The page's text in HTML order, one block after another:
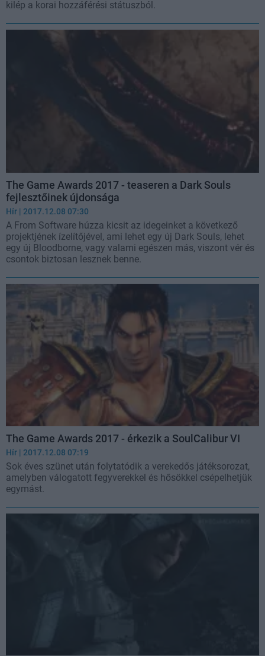
kilép a korai hozzáférési státuszból.
The Game Awards 2017 - teaseren a Dark Souls
fejlesztőinek újdonsága
Hír | 2017.12.08 07:30
A From Software húzza kicsit az idegeinket a következő
projektjének ízelítőjével, ami lehet egy új Dark Souls, lehet
egy új Bloodborne, vagy valami egészen más, viszont vér és
csontok biztosan lesznek benne.
The Game Awards 2017 - érkezik a SoulCalibur VI
Hír | 2017.12.08 07:19
Sok éves szünet után folytatódik a verekedős játéksorozat,
amelyben válogatott fegyverekkel és hősökkel csépelhetjük
egymást.